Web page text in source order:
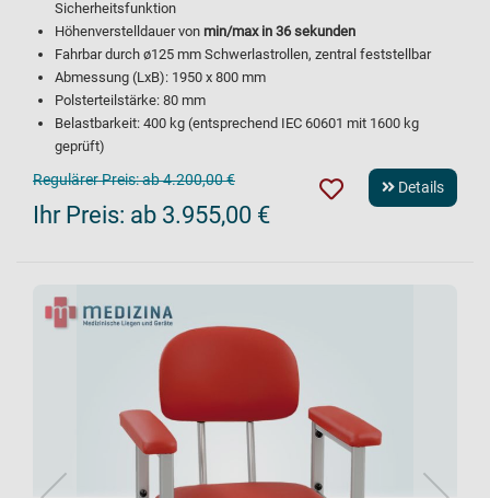
Sicherheitsfunktion
Höhenverstelldauer von min/max in 36 sekunden
Fahrbar durch ø125 mm Schwerlastrollen, zentral feststellbar
Abmessung (LxB): 1950 x 800 mm
Polsterteilstärke: 80 mm
Belastbarkeit: 400 kg (entsprechend IEC 60601 mit 1600 kg
geprüft)
Regulärer Preis:ab 4.200,00 €
Ihr Preis: ab 3.955,00 €
Details